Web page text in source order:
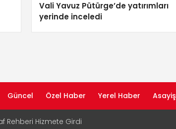
Vali Yavuz Pütürge’de yatırımları
yerinde inceledi
Güncel Özel Haber Yerel Haber Asayiş
Rehberi Hizmete Girdi